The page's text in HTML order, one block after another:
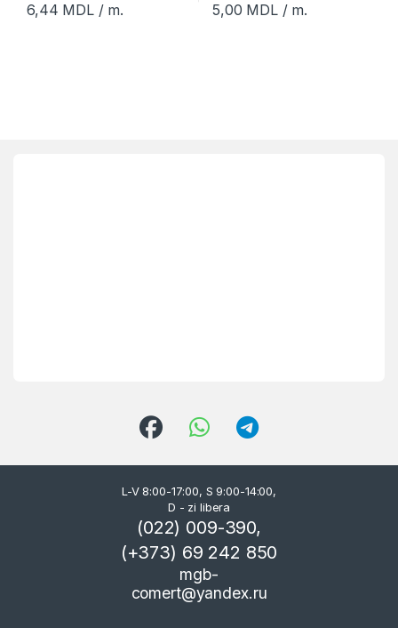
6,44 MDL/ m. 5,00 MDL/ m.
L-V 8:00-17:00, S 9:00-14:00,
D - zi libera
(022) 009-390,
(+373) 69 242 850
mgb-
comert@yandex.ru